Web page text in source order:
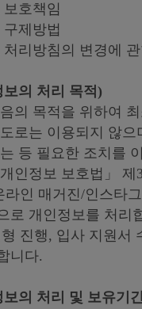
보호책임
구제방법
처리방침의 변경에
의 처리 목적)
의 목적을 위하여
로는 이용되지 않
등 필요한 조치를
인정보 보호법」 제
인 매거진/인스타
로 개인정보를 처리
진행, 입사 지원서
니다.
의 처리 및 보유기